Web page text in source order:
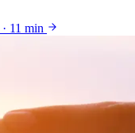
· 11 min